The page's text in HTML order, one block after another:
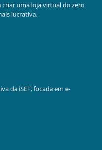
criar uma loja virtual do zero
lucrativa.
da iSET, focada em e-